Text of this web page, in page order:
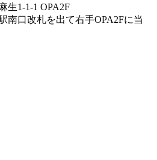
生1-1-1 OPA2F
南口改札を出て右手OPA2Fに当